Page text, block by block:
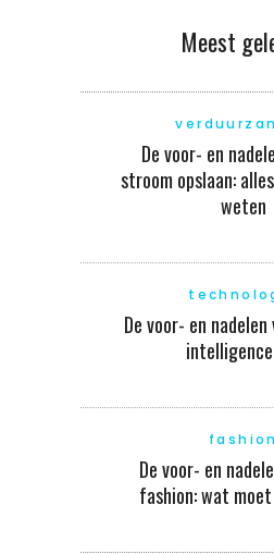
Meest
De voor- en
stroom opslaan:
weten
De voor- en
fashion
De voor- en
fashion: wat